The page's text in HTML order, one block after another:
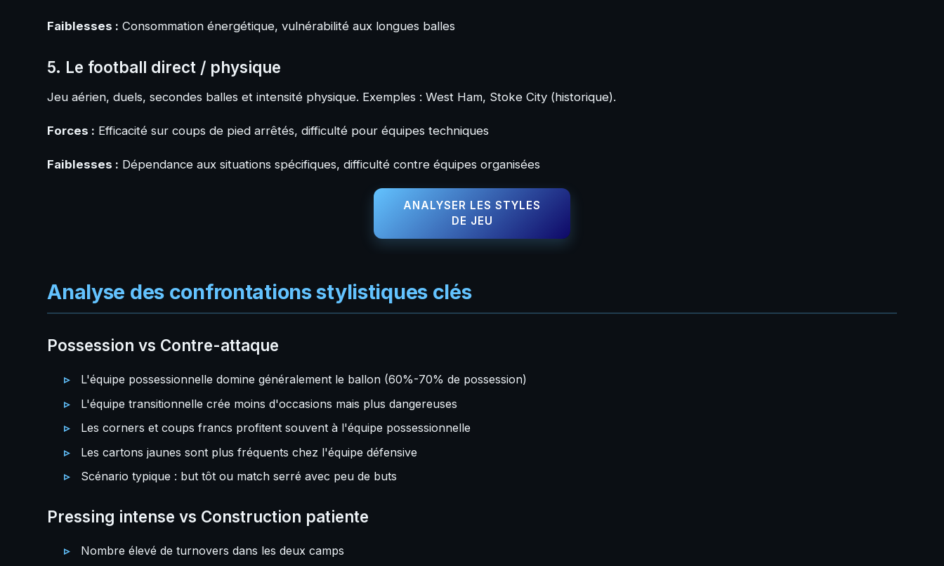
Faiblesses : Consommation énergétique, vulnérabilité aux longues balles
5. Le football direct / physique
Jeu aérien, duels, secondes balles et intensité physique. Exemples : West Ham, Stoke City (historique).
Forces : Efficacité sur coups de pied arrêtés, difficulté pour équipes techniques
Faiblesses : Dépendance aux situations spécifiques, difficulté contre équipes organisées
ANALYSER LES STYLES
DE JEU
Analyse des confrontations stylistiques clés
Possession vs Contre-attaque
L'équipe possessionnelle domine généralement le ballon (60%-70% de possession)
L'équipe transitionnelle crée moins d'occasions mais plus dangereuses
Les corners et coups francs profitent souvent à l'équipe possessionnelle
Les cartons jaunes sont plus fréquents chez l'équipe défensive
Scénario typique : but tôt ou match serré avec peu de buts
Pressing intense vs Construction patiente
Nombre élevé de turnovers dans les deux camps